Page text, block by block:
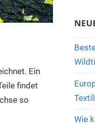
Ein
findet
so
Wie